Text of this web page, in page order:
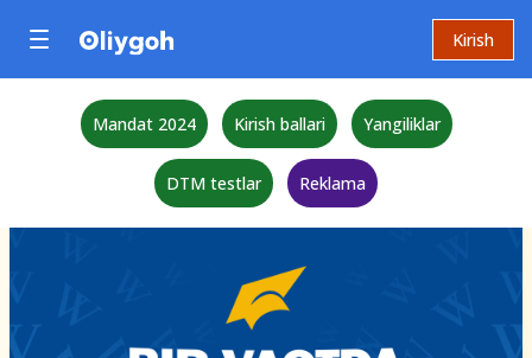
Kirish
Mandat 2024 Kirish ballari Yangiliklar
DTM testlar Reklama